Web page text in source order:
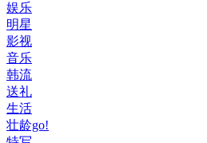
娱乐
明星
影视
音乐
韩流
送礼
生活
壮龄go!